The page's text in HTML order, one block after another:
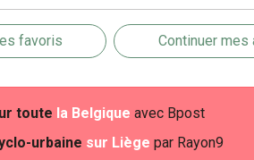
favoris Continuer mes
toute la Belgique avec Bpost
urbaine sur Liège par Rayon9